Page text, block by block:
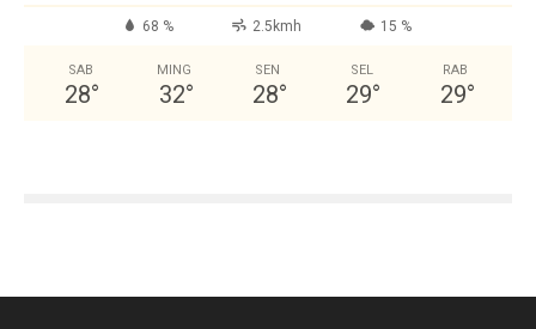
68 % 2.5kmh 15 %
SAB
28°
MING
32°
SEN
28°
SEL
29°
RAB
29°